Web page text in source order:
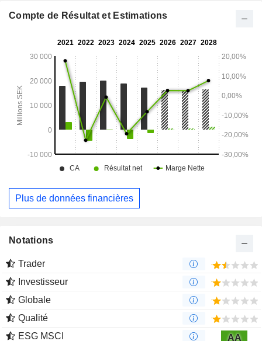
société possède un certain nombre de filiales basées au
Compte de Résultat et Estimations
Plus de données financières
Notations
Trader
Investisseur
Globale
Qualité
ESG MSCI
AA